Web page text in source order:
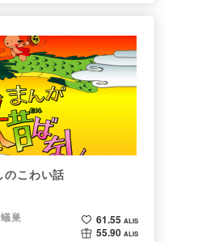
のこわい話
巣
61.55 ALIS
55.90 ALIS